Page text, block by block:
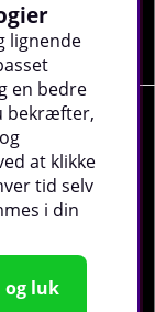
cookies -Læs
lignende
en bedre
bekræfter,
at klikke
tid selv
i din
og luk